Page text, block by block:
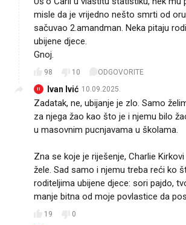
misle da je vrijedno nešto smrti od
sačuvao 2.amandman. Neka pitaju
ubijene djece.
Gnoj.
98 10 ODGOVORITE
II Ivan Ivić 10.09.2025.
Zadatak, ne, ubijanje je zlo. Samo
za njega žao kao što je i njemu bilo
u masovnim pucnjavama u školama.
Zna se koje je riješenje, Charlie
žele. Sad samo i njemu treba reći ko
roditeljima ubijene djece: sori pajdo,
manje bitna od moje povlastice da
19 0